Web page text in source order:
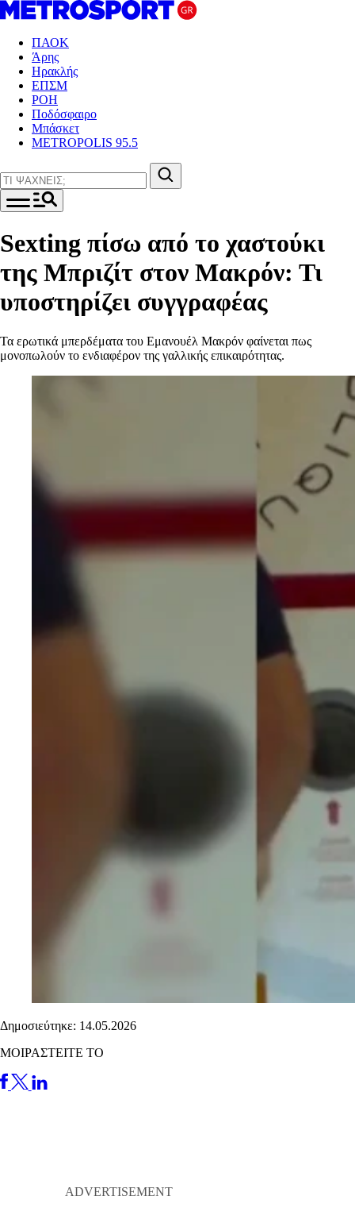
ΠΑΟΚ
Άρης
Ηρακλής
ΕΠΣΜ
ΡΟΗ
Ποδόσφαιρο
Μπάσκετ
METROPOLIS 95.5
Sexting πίσω από το χαστούκι
της Μπριζίτ στον Μακρόν: Τι
υποστηρίζει συγγραφέας
Τα ερωτικά μπερδέματα του Εμανουέλ Μακρόν φαίνεται πως
μονοπωλούν το ενδιαφέρον της γαλλικής επικαιρότητας.
Δημοσιεύτηκε: 14.05.2026
ΜΟΙΡΑΣΤΕΙΤΕ ΤΟ